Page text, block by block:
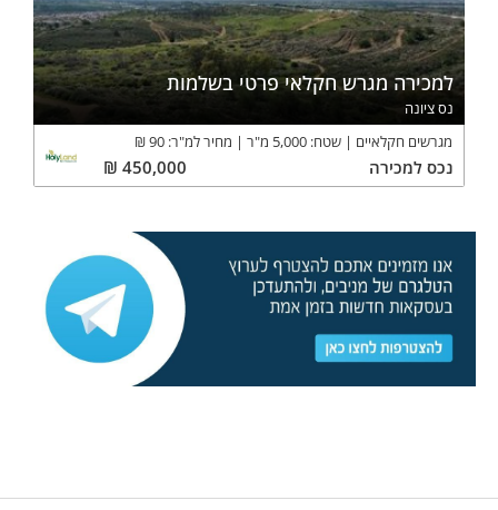
למכירה מגרש חקלאי פרטי בשלמות
נס ציונה
מגרשים חקלאיים
שטח: 5,000 מ"ר מחיר למ"ר: 90
₪
נכס למכירה 450,000
₪